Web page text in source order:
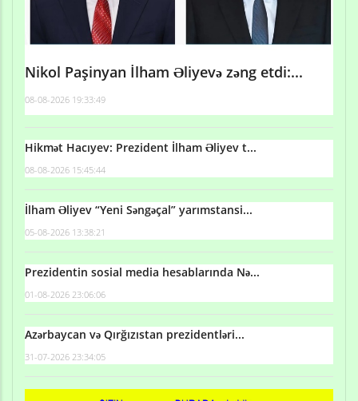
Nikol Paşinyan İlham Əliyevə zəng etdi:...
08-08-2026 19:33:49
Hikmət Hacıyev: Prezident İlham Əliyev t...
08-08-2026 15:45:44
İlham Əliyev “Yeni Səngəçal” yarımstansi...
05-08-2026 13:38:21
Prezidentin sosial media hesablarında Nə...
01-08-2026 23:06:06
Azərbaycan və Qırğızıstan prezidentləri...
31-07-2026 23:34:05